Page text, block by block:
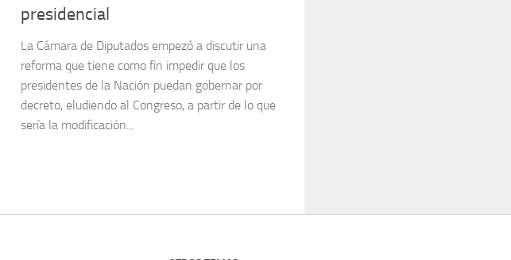
presidencial
La Cámara de Diputados empezó a discutir una
reforma que tiene como fin impedir que los
presidentes de la Nación puedan gobernar por
decreto, eludiendo al Congreso, a partir de lo que
sería la modificación...